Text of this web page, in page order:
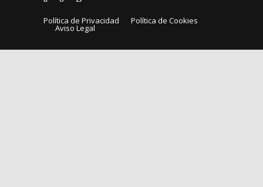
Política de Privacidad Política de Cookies
Aviso Legal